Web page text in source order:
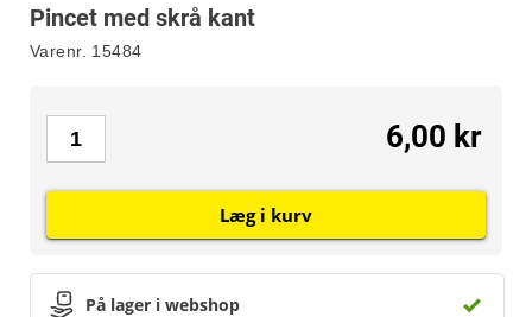
Pincet med skrå kant
Varenr. 15484
På lager i webshop
6,00 kr
Læg i kurv